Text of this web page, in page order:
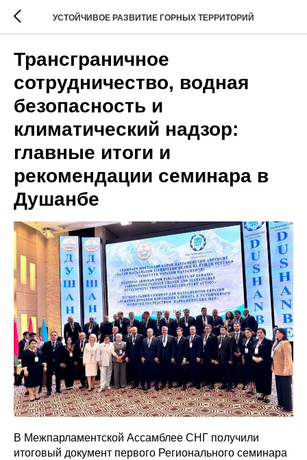
УСТОЙЧИВОЕ РАЗВИТИЕ ГОРНЫХ ТЕРРИТОРИЙ
Трансграничное
сотрудничество, водная
безопасность и
климатический надзор:
главные итоги и
рекомендации семинара в
Душанбе
В Межпарламентской Ассамблее СНГ получили
итоговый документ первого Регионального семинара